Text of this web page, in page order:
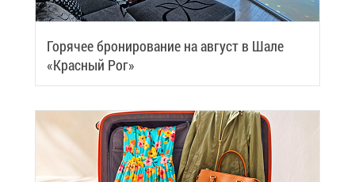
Го­ря­чее бро­ни­ро­ва­ние на ав­густ в Ша­ле
«Крас­ный Рог»